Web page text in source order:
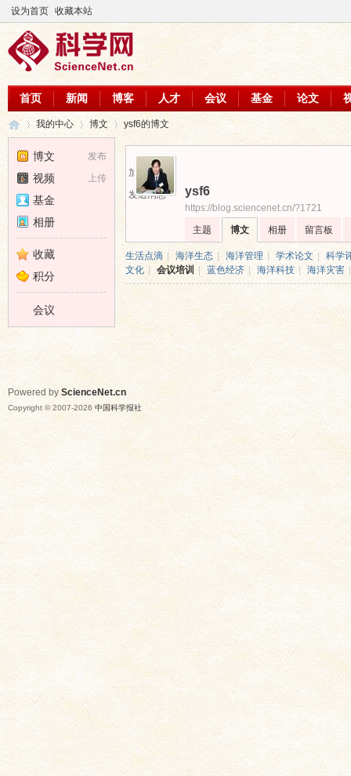
设为首页 收藏本站
首页 新闻 博客 人才 会议 基金 论文
›
我的中心 博文 ysf6的博文
加为好友
发送消息
ysf6
https://blog.sciencenet.cn/?1721
主题
博文 相册 留言板
生活点滴 海洋生态 海洋管理 学术论文
科学
文化
会议培训 蓝色经济 海洋科技 海洋灾害
发布
博文
上传
视频
基金
相册
收藏
积分
会议
Powered by ScienceNet.cn
Copyright © 2007-2026 中国科学报社